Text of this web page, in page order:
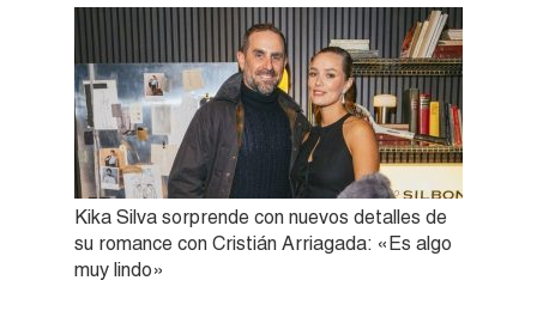
Kika Silva sorprende con nuevos detalles de
su romance con Cristián Arriagada: «Es algo
muy lindo»